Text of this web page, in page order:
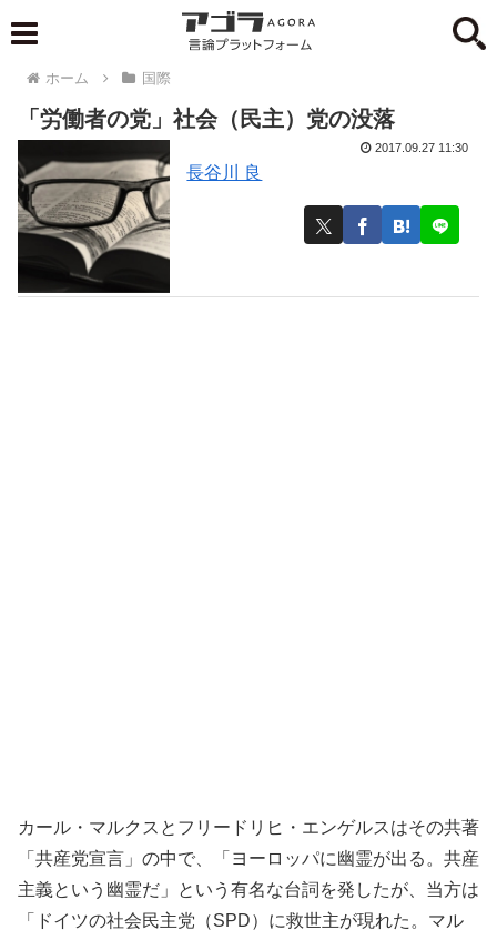
ホーム 国際
「労働者の党」社会（民主）党の没落
長谷川 良
2017.09.27 11:30
カール・マルクスとフリードリヒ・エンゲルスはその共著
「共産党宣言」の中で、「ヨーロッパに幽霊が出る。共産
主義という幽霊だ」という有名な台詞を発したが、当方は
「ドイツの社会民主党（SPD）に救世主が現れた。マル